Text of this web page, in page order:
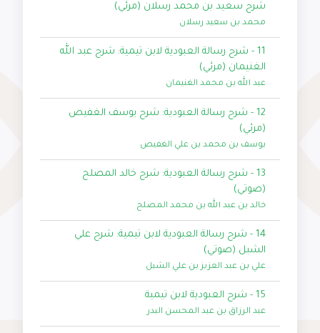
شرح سعيد بن محمد رسلان (مرئي)
محمد بن سعيد رسلان
11 - شرح رسالة العبودية لابن تيمية: شرح عبد الله
الغنيمان (مرئي)
عبد الله بن محمد الغنيمان
12 - شرح رسالة العبودية: شرح يوسف الغفيص
(مرئي)
يوسف بن محمد بن علي الغفيص
13 - شرح رسالة العبودية: شرح خالد المصلح
(صوتي)
خالد بن عبد الله بن محمد المصلح
14 - شرح رسالة العبودية لابن تيمية: شرح علي
الشبل (صوتي)
علي بن عبد العزيز بن علي الشبل
15 - شرح العبودية لابن تيمية
عبد الرزاق بن عبد المحسن البدر